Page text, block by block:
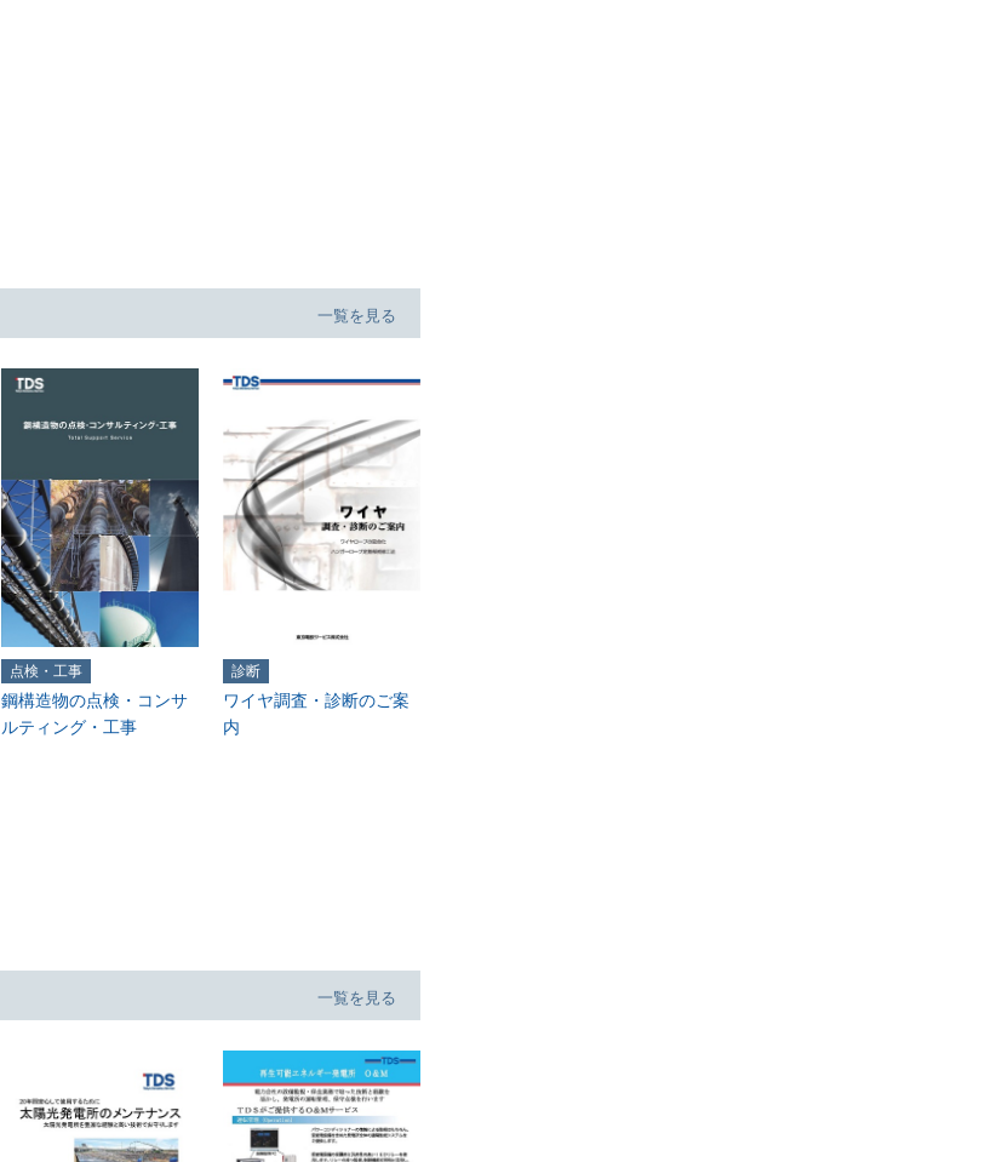
一覧を見る
点検・工事
鋼構造物の点検・コンサ
ルティング・工事
診断
ワイヤ調査・診断のご案
内
一覧を見る